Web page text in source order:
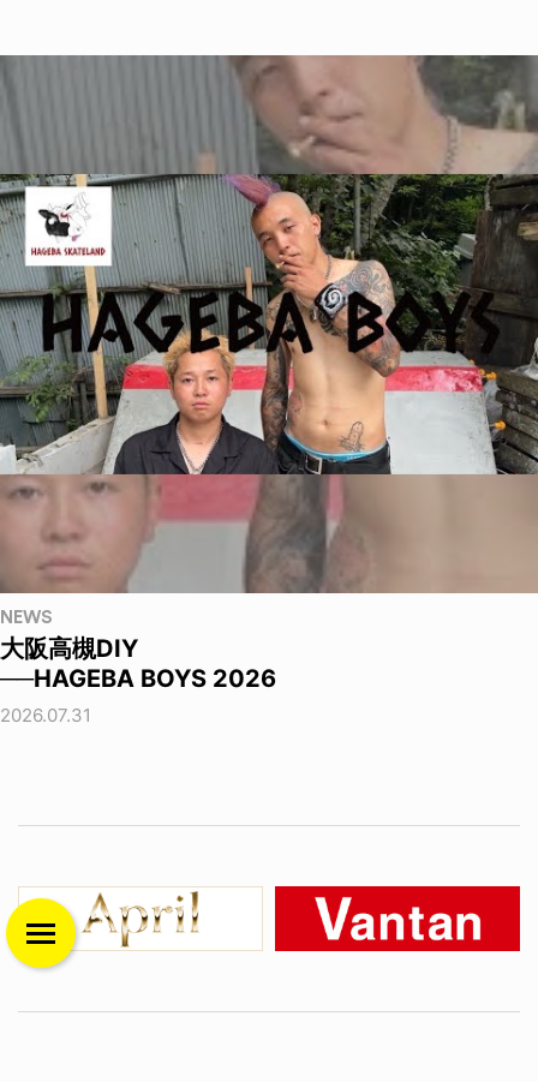
NEWS
大阪高槻DIY
──HAGEBA BOYS 2026
2026.07.31